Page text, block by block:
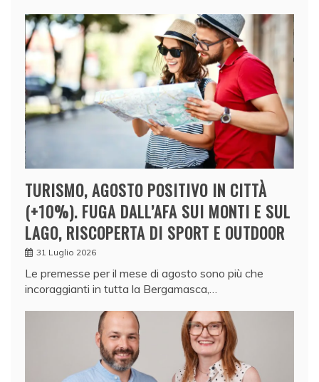
TURISMO, AGOSTO POSITIVO IN CITTÀ
(+10%). FUGA DALL’AFA SUI MONTI E SUL
LAGO, RISCOPERTA DI SPORT E OUTDOOR
31 Luglio 2026
Le premesse per il mese di agosto sono più che
incoraggianti in tutta la Bergamasca,…